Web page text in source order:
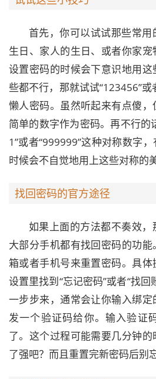
首先，你可以试试那些常
生日、家人的生日、或者你家
设置密码的时候会下意识地用
些都不行，那就试试“123456”或
懒人密码。虽然听起来有点傻
简单的数字作为密码。再不行的
1”或者“999999”这种对称数字
时候会不自觉地用上这些对称的美
找回密码的官方途径
如果上面的方法都不奏效，
大部分手机都有找回密码的功
箱或者手机号来重置密码。具
设置里找到“忘记密码”或者“找
一步步来，通常会让你输入绑
发一个验证码给你。输入验证
了。这个过程可能需要几分钟
了强吧？而且重置完新密码后别